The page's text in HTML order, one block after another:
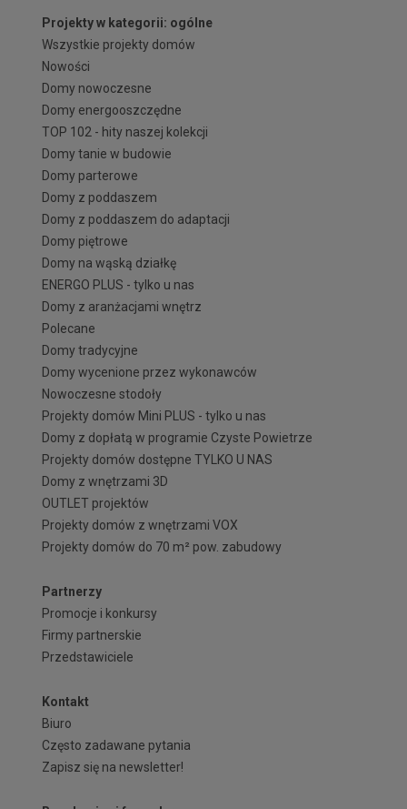
Projekty w kategorii: ogólne
Wszystkie projekty domów
Nowości
Domy nowoczesne
Domy energooszczędne
TOP 102 - hity naszej kolekcji
Domy tanie w budowie
Domy parterowe
Domy z poddaszem
Domy z poddaszem do adaptacji
Domy piętrowe
Domy na wąską działkę
ENERGO PLUS - tylko u nas
Domy z aranżacjami wnętrz
Polecane
Domy tradycyjne
Domy wycenione przez wykonawców
Nowoczesne stodoły
Projekty domów Mini PLUS - tylko u nas
Domy z dopłatą w programie Czyste Powietrze
Projekty domów dostępne TYLKO U NAS
Domy z wnętrzami 3D
OUTLET projektów
Projekty domów z wnętrzami VOX
Projekty domów do 70 m² pow. zabudowy
Partnerzy
Promocje i konkursy
Firmy partnerskie
Przedstawiciele
Kontakt
Biuro
Często zadawane pytania
Zapisz się na newsletter!